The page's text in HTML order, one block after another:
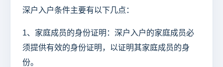
深户入户条件主要有以下几点：
1、家庭成员的身份证明：深户入户的家庭成员必
须提供有效的身份证明，以证明其家庭成员的身
份。